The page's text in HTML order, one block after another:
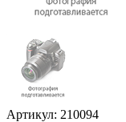
Артикул: 210094